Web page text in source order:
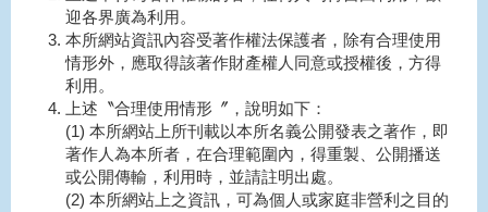
迎各界廣為利用。
本所網站資訊內容受著作權法保護者，除有合理使用
情形外，應取得該著作財產權人同意或授權後，方得
利用。
上述〝合理使用情形〞，說明如下：
(1) 本所網站上所刊載以本所名義公開發表之著作，即
著作人為本所者，在合理範圍內，得重製、公開播送
或公開傳輸，利用時，並請註明出處。
(2) 本所網站上之資訊，可為個人或家庭非營利之目的